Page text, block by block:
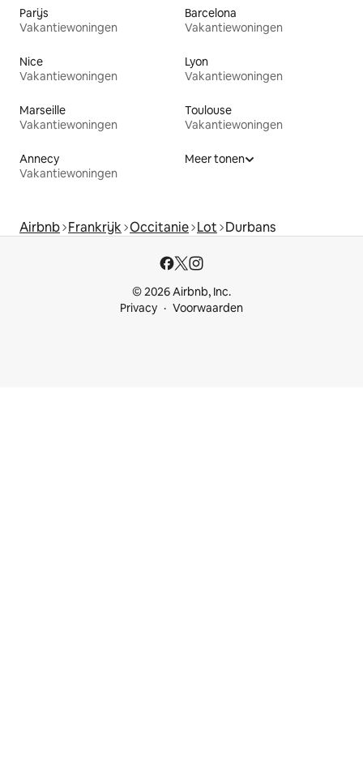
Parijs
Vakantiewoningen
Barcelona
Vakantiewoningen
Nice
Vakantiewoningen
Lyon
Vakantiewoningen
Marseille
Vakantiewoningen
Toulouse
Vakantiewoningen
Annecy
Vakantiewoningen
Meer tonen
Airbnb Frankrijk Occitanie Lot Durbans
© 2026 Airbnb, Inc.
Privacy
Voorwaarden